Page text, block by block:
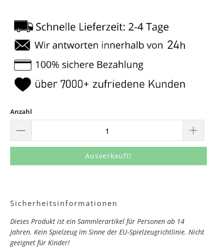
Anzahl
Ausverkauft!
Sicherheitsinformationen
Dieses Produkt ist ein Sammlerartikel für Personen ab 14
Jahren. Kein Spielzeug im Sinne der EU-Spielzeugrichtlinie. Nicht
geeignet für Kinder!